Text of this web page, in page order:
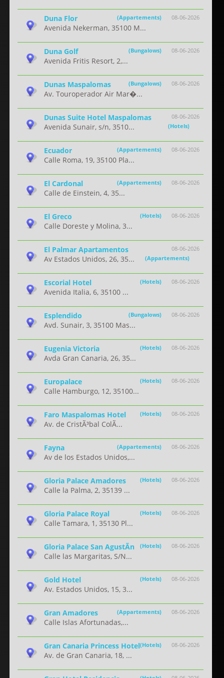
08-06-2026
Duna Flor (Appartements)
Avenida Nekerman, 35100 M...
08-06-2026
Duna Golf (Bungalows)
Avenida Fritis Resort, 2,...
08-06-2026
Dunas Maspalomas (Bungalows)
Av. Touroperador Air Mar�...
08-06-2026
Dunas Suite Hotel Maspalomas
(Hotels)
Avenida Sunair, s/n, 3510...
08-06-2026
Ecuador (Appartements)
Calle Roma, 19, 35100 Pla...
08-06-2026
El Cardonal (Appartements)
Calle de Einstein, 4, 35...
08-06-2026
El Greco (Hotels)
Calle Doreste y Molina, 3...
08-06-2026
El Palmar Apartamentos
(Appartements)
Av Estados Unidos, 26, 35...
08-06-2026
Escorial Hotel (Hotels)
Avenida Italia, 6, 35100 ...
08-06-2026
Esplendido (Bungalows)
Avd. Sunair, 3, 35100 Mas...
08-06-2026
Eugenia Victoria (Hotels)
Avda Gran Canaria, 26, 35...
08-06-2026
Europalace (Hotels)
Calle Hamburgo, 12, 35100...
08-06-2026
Faro Maspalomas Hotel (Hotels)
Av. de CristÃ³bal ColÃ...
08-06-2026
Fayna (Appartements)
Av de los Estados Unidos,...
08-06-2026
Gloria Palace Amadores (Hotels)
Calle la Palma, 2, 35139 ...
08-06-2026
Gloria Palace Royal (Hotels)
Calle Tamara, 1, 35130 Pl...
08-06-2026
Gloria Palace San AgustÃ­n (Hotels)
Calle las Margaritas, S/N...
08-06-2026
Gold Hotel (Hotels)
Av. Estados Unidos, 15, 3...
08-06-2026
Gran Amadores (Appartements)
Calle Islas Afortunadas,...
08-06-2026
Gran Canaria Princess Hotel(Hotels)
Av. de Gran Canaria, 18, ...